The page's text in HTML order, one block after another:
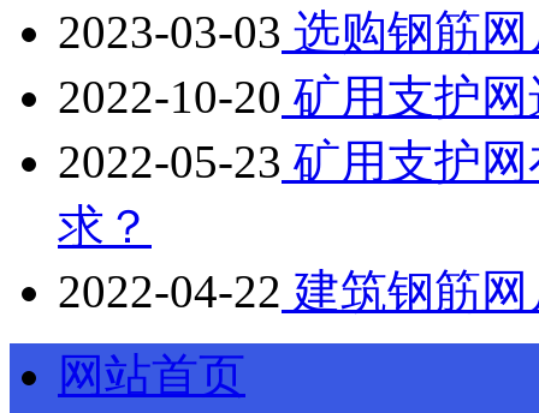
2023-03-03 选购钢筋
2022-10-20 矿用支护
2022-05-23 矿用支护
求？
2022-04-22 建筑钢筋
网站首页